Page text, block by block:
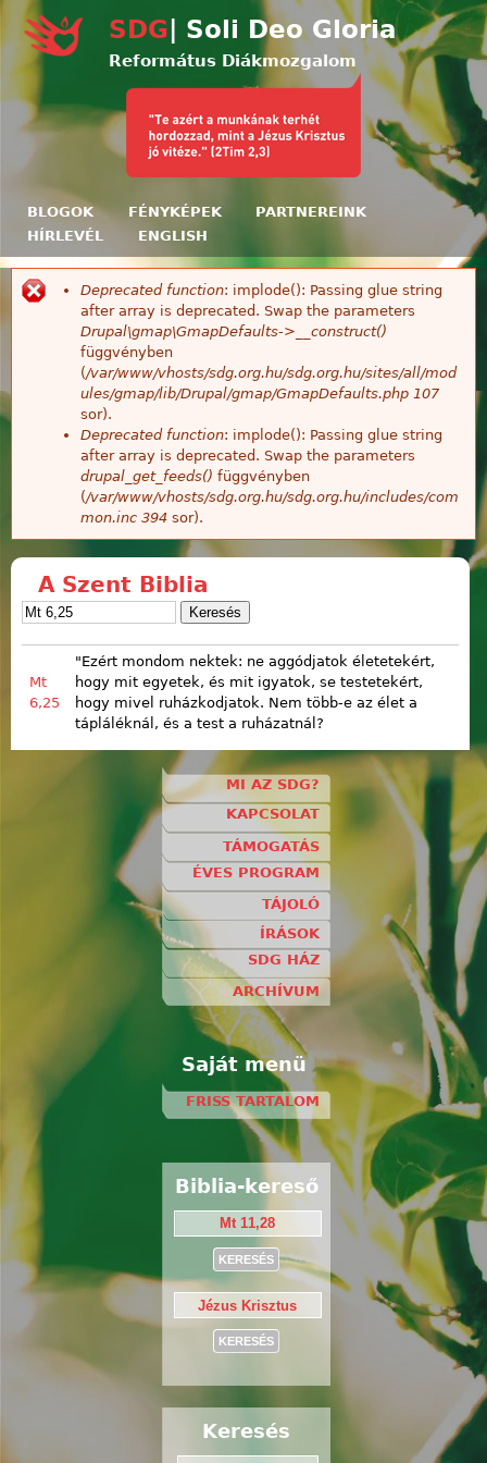
Ugrás a tartalomra
SDG | Soli Deo Gloria
Református Diákmozgalom
BLOGOK FÉNYKÉPEK
PARTNEREINK
HÍRLEVÉL
ENGLISH
Hibaüzenet
Deprecated function: implode(): Passing glue string
after array is deprecated. Swap the parameters
Drupal\gmap\GmapDefaults->__construct()
függvényben
(/var/www/vhosts/sdg.org.hu/sdg.org.hu/sites/all/mod
ules/gmap/lib/Drupal/gmap/GmapDefaults.php 107
sor).
Deprecated function: implode(): Passing glue string
after array is deprecated. Swap the parameters
drupal_get_feeds() függvényben
(/var/www/vhosts/sdg.org.hu/sdg.org.hu/includes/com
mon.inc 394 sor).
A Szent Biblia
Mt
6,25
"Ezért mondom nektek: ne aggódjatok életetekért,
hogy mit egyetek, és mit igyatok, se testetekért,
hogy mivel ruházkodjatok. Nem több-e az élet a
tápláléknál, és a test a ruházatnál?
MI AZ SDG?
KAPCSOLAT
TÁMOGATÁS
ÉVES PROGRAM
TÁJOLÓ
ÍRÁSOK
SDG HÁZ
ARCHÍVUM
Saját menü
FRISS TARTALOM
Biblia-kereső
Keresés